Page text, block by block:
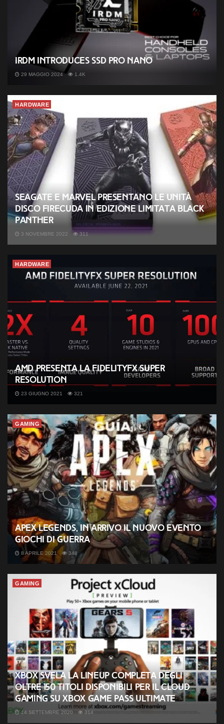
IRDM introduces SSD PRO NANO
29 MAGGIO 2024 1.4K
HARDWARE
Seagate e Marvel presentano le unità
disco FireCuda in edizione limitata Black
Panther
3 NOVEMBRE 2022 311
HARDWARE
AMD presenta la FidelityFX Super
Resolution
23 GIUGNO 2021 321
GAMING
Apex Legends, in arrivo il nuovo evento
Giochi di Guerra
8 APRILE 2021 348
GAMING
Xbox svela la lineup completa degli
oltre 150 titoli disponibili per il cloud
gaming su Xbox Game Pass Ultimate
14 SETTEMBRE 2020 314